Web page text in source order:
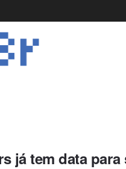
já tem data para